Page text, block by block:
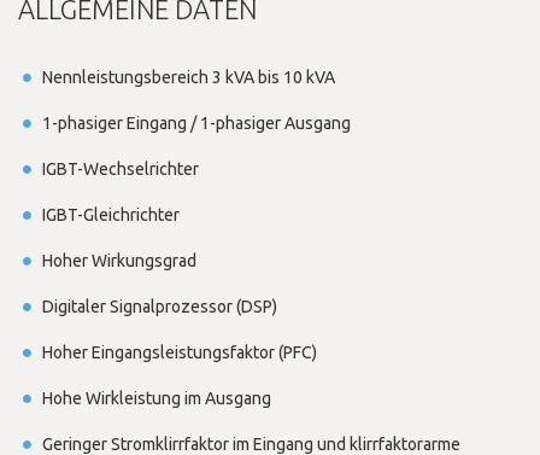
ALLGEMEINE DATEN
Nennleistungsbereich 3 kVA bis 10 kVA
1-phasiger Eingang / 1-phasiger Ausgang
IGBT-Wechselrichter
IGBT-Gleichrichter
Hoher Wirkungsgrad
Digitaler Signalprozessor (DSP)
Hoher Eingangsleistungsfaktor (PFC)
Hohe Wirkleistung im Ausgang
Geringer Stromklirrfaktor im Eingang und klirrfaktorarme